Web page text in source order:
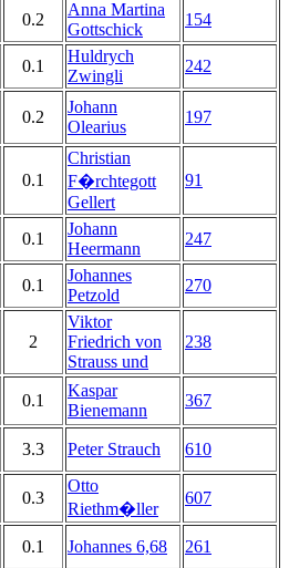
0.2
Anna Martina
Gottschick
154
0.1
Huldrych
Zwingli
242
0.2
Johann
Olearius
197
0.1
Christian
F�rchtegott
Gellert
91
0.1
Johann
Heermann
247
0.1
Johannes
Petzold
270
2
Viktor
Friedrich von
Strauss und
238
0.1
Kaspar
Bienemann
367
3.3 Peter Strauch 610
0.3
Otto
Riethm�ller
607
0.1 Johannes 6,68 261